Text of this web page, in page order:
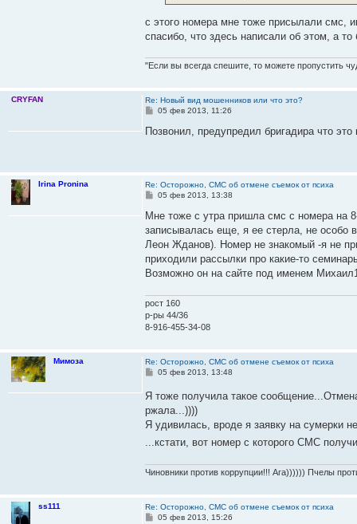
е
с этого номера мне тоже присылали смс,
спасибо, что здесь написали об этом, а
"Если вы всегда спешите, то можете пропустить
CRYFAN
Re: Новый вид мошенников или что это?
С
о
е
05 фев 2013, 11:26
Позвонил, предупредил бригадира что
Irina Pronina
Re: Осторожно, СМС об отмене съемок от психа
С
о
щ
е
и
е
05 фев 2013, 13:38
Мне тоже с утра пришла смс с номера на
записывалась еще, я ее стерла, не особо
Леон Жданов). Номер не знакомый -я не
приходили рассылки про какие-то
Возможно он на сайте под именем
рост 160
р-ры 44/36
8-916-455-34-08
Мимоза
Re: Осторожно, СМС об отмене съемок от психа
С
б
щ
н
е
05 фев 2013, 13:48
Я тоже получила такое
ржала...))))
Я удивилась, вроде я заявку на сумерки
...кстати, вот номер с которого СМС
Чиновники против коррупции!!! Ага)))))) Пчелы
ss111
Re: Осторожно, СМС об отмене съемок от психа
С05 фев 2013, 15:26